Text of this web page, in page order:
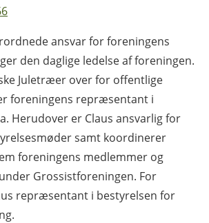
ansvar for foreningens
den daglige ledelse af foreningen.
Juletræer over for offentlige
foreningens repræsentant i
Herudover er Claus ansvarlig for
samt koordinerer
foreningens medlemmer og
Grossistforeningen. For
repræsentant i bestyrelsen for